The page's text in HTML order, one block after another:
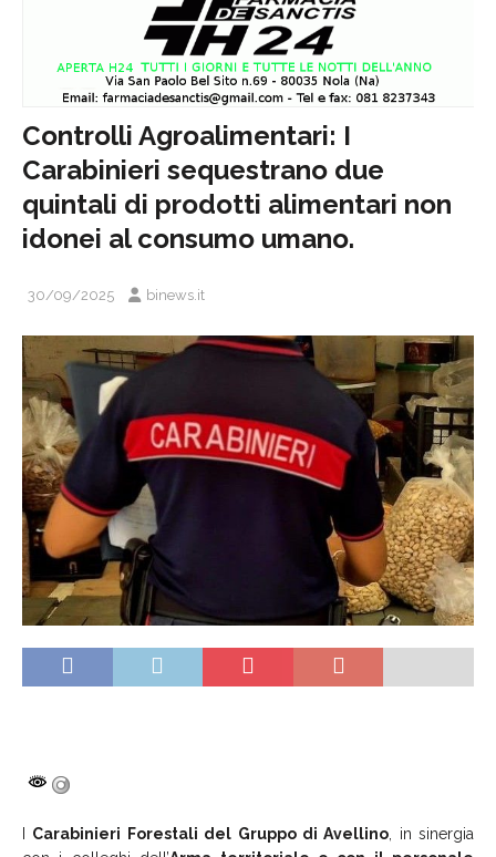
Controlli Agroalimentari: I
Carabinieri sequestrano due
quintali di prodotti alimentari non
idonei al consumo umano.
30/09/2025 binews.it
Carabinieri Forestali del Gruppo di Avellino, in sinergia